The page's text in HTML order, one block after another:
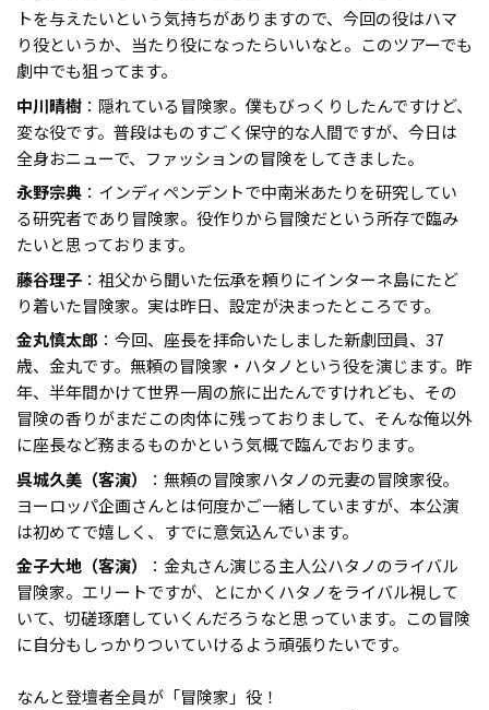
トを与えたいという気持ちがありますので、今回の役はハマ
り役というか、当たり役になったらいいなと。このツアーでも
劇中でも狙ってます。
中川晴樹 ：隠れている冒険家。僕もびっくりしたんですけど、
変な役です。普段はものすごく保守的な人間ですが、今日は
全身おニューで、ファッションの冒険をしてきました。
永野宗典 ：インディペンデントで中南米あたりを研究してい
る研究者であり冒険家。役作りから冒険だという所存で臨み
たいと思っております。
藤谷理子 ：祖父から聞いた伝承を頼りにインターネ島にたど
り着いた冒険家。実は昨日、設定が決まったところです。
金丸慎太郎 ：今回、座長を拝命いたしました新劇団員、37
歳、金丸です。無頼の冒険家・ハタノという役を演じます。昨
年、半年間かけて世界一周の旅に出たんですけれども、その
冒険の香りがまだこの肉体に残っておりまして、そんな俺以外
に座長など務まるものかという気概で臨んでおります。
呉城久美（客演）
：無頼の冒険家ハタノの元妻の冒険家役。
ヨーロッパ企画さんとは何度かご一緒していますが、本公演
は初めてで嬉しく、すでに意気込んでいます。
金子大地（客演）
：金丸さん演じる主人公ハタノのライバル
冒険家。エリートですが、とにかくハタノをライバル視して
いて、切磋琢磨していくんだろうなと思っています。この冒険
に自分もしっかりついていけるよう頑張りたいです。
なんと登壇者全員が「冒険家」役！